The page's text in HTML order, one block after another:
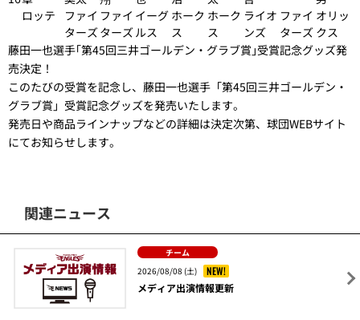
ロッテ
ファイ
ターズ
ファイ
ターズ
イーグ
ルス
ホーク
ス
ホーク
ス
ライオ
ンズ
ファイ
ターズ
オリッ
クス
藤田一也選手｢第45回三井ゴールデン・グラブ賞｣受賞記念グッズ発
売決定！
このたびの受賞を記念し、藤田一也選手「第45回三井ゴールデン・
グラブ賞」受賞記念グッズを発売いたします。
発売日や商品ラインナップなどの詳細は決定次第、球団WEBサイト
にてお知らせします。
関連ニュース
チーム
2026/08/08 (土)
NEW!
メディア出演情報更新